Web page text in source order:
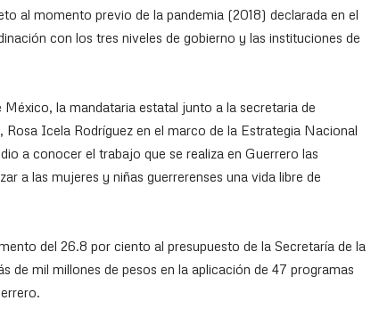
al momento previo de la pandemia (2018) declarada en el
con los tres niveles de gobierno y las instituciones de
la mandataria estatal junto a la secretaria de
Icela Rodríguez en el marco de la Estrategia Nacional
a conocer el trabajo que se realiza en Guerrero las
a las mujeres y niñas guerrerenses una vida libre de
del 26.8 por ciento al presupuesto de la Secretaría de la
de mil millones de pesos en la aplicación de 47 programas